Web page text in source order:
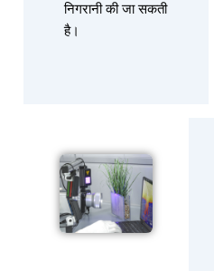
निगरानी की जा सकती
है।